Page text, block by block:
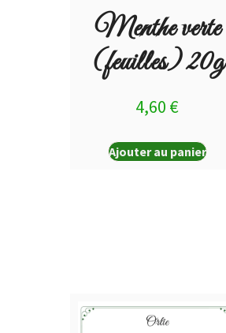
Menthe verte
(feuilles) 20g
4,60 €
Ajouter au panier